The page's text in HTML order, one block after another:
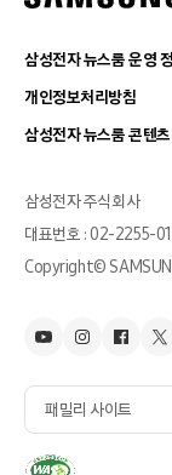
삼성전자 뉴스룸 운영
개인정보처리방침
삼성전자 뉴스룸 콘텐
삼성전자 주식회사
대표번호 : 02-2255-
Copyright©
패밀리 사이트